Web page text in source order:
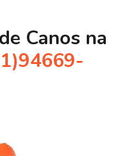
Canos na